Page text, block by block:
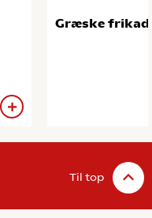
Græske
Til top